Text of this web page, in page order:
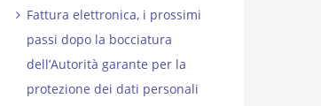
Fattura elettronica, i prossimi
passi dopo la bocciatura
dell’Autorità garante per la
protezione dei dati personali